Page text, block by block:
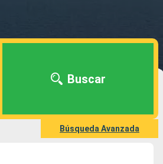
Buscar
Búsqueda Avanzada